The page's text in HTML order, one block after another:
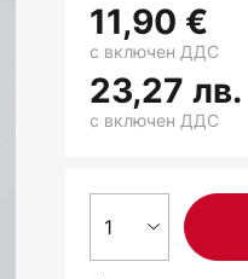
11,90 €
23,27 лв.
с включен ДДС
с включен ДДС
1